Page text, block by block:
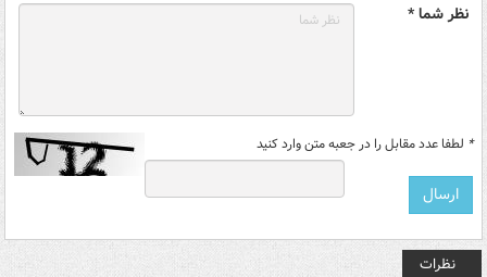
نظر شما *
* لطفا عدد مقابل را در جعبه متن وارد کنید
نظرات